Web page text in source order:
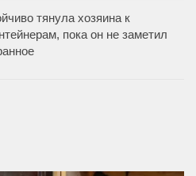
тянула хозяина к
пока он не заметил